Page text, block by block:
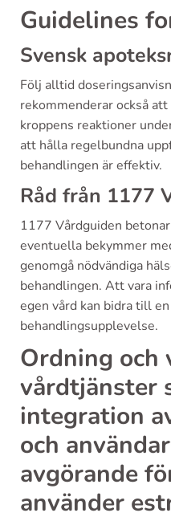
Guidelines
Svensk
Följ alltid
rekommenderar också
kroppens reaktioner
att hålla regelbundna
behandlingen är effektiv.
Råd från 1177
1177 Vårdguiden
eventuella bekymmer
genomgå nödvändiga
behandlingen. Att vara
egen vård kan bidra till
behandlingsupplevelse.
Ordning och
vårdtjänster
integration
och
avgörande
använder